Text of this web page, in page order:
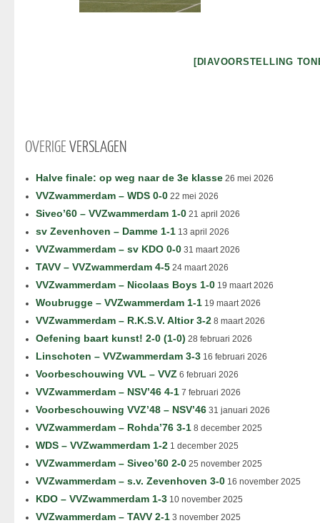
[DIAVOORSTELLING
OVERIGEVERSLAGEN
Halve finale: op weg naar de 3e klasse 26 mei 2026
VVZwammerdam – WDS 0-0 22 mei 2026
Siveo’60 – VVZwammerdam 1-0 21 april 2026
sv Zevenhoven – Damme 1-1 13 april 2026
VVZwammerdam – sv KDO 0-0 31 maart 2026
TAVV – VVZwammerdam 4-5 24 maart 2026
VVZwammerdam – Nicolaas Boys 1-0 19 maart 2026
Woubrugge – VVZwammerdam 1-1 19 maart 2026
VVZwammerdam – R.K.S.V. Altior 3-2 8 maart 2026
Oefening baart kunst! 2-0 (1-0) 28 februari 2026
Linschoten – VVZwammerdam 3-3 16 februari 2026
Voorbeschouwing VVL – VVZ 6 februari 2026
VVZwammerdam – NSV’46 4-1 7 februari 2026
Voorbeschouwing VVZ’48 – NSV’46 31 januari 2026
VVZwammerdam – Rohda’76 3-1 8 december 2025
WDS – VVZwammerdam 1-2 1 december 2025
VVZwammerdam – Siveo’60 2-0 25 november 2025
VVZwammerdam – s.v. Zevenhoven 3-0 16 november 2025
KDO – VVZwammerdam 1-3 10 november 2025
VVZwammerdam – TAVV 2-1 3 november 2025